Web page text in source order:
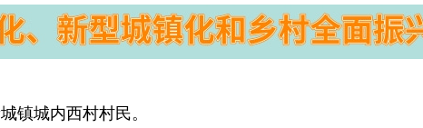
镇城内西村村民。